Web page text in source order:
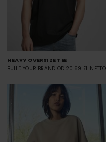
HEAVY OVERSIZE TEE
BUILD YOUR BRAND OD 20.69 ZŁ NETTO